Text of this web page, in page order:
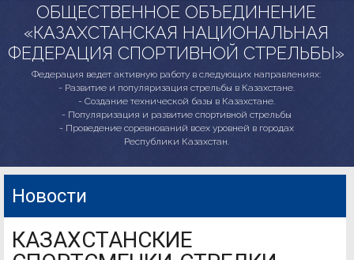
ОБЩЕСТВЕННОЕ ОБЪЕДИНЕНИЕ
«КАЗАХСТАНСКАЯ НАЦИОНАЛЬНАЯ
ФЕДЕРАЦИЯ СПОРТИВНОЙ СТРЕЛЬБЫ»
Федерация ведет активную работу в следующих направлениях:
- Развитие и популяризация стрельбы в Казахстане.
- Создание технической базы в Казахстане.
- Популяризация и развитие спортивной стрельбы
- Проведение соревнований всех уровней в городах
Республики Казахстан.
Новости
КАЗАХСТАНСКИЕ